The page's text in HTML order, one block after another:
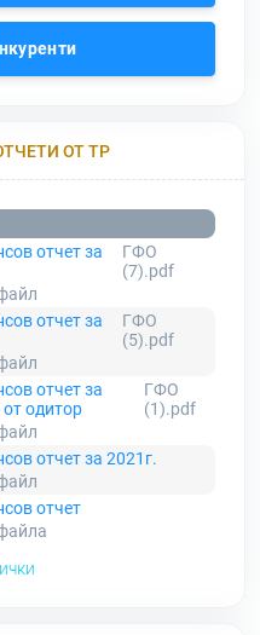
ОТ ТР
отчет за
ГФО
(7).pdf
отчет за
ГФО
(5).pdf
отчет за
от одитор
ГФО
(1).pdf
отчет за 2021г.
отчет